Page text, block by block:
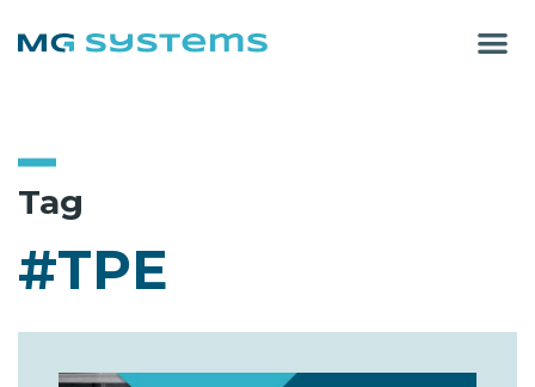
Tag
#TPE